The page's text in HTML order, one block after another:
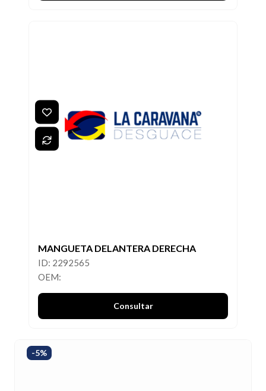
MANGUETA DELANTERA DERECHA
ID: 2292565
OEM:
Consultar
-5%